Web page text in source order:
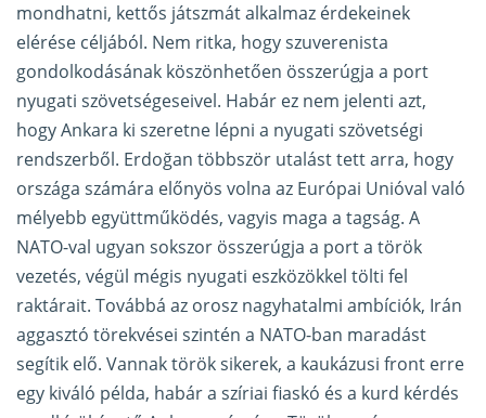
mondhatni, kettős játszmát alkalmaz érdekeinek
elérése céljából. Nem ritka, hogy szuverenista
gondolkodásának köszönhetően összerúgja a port
nyugati szövetségeseivel. Habár ez nem jelenti azt,
hogy Ankara ki szeretne lépni a nyugati szövetségi
rendszerből. Erdoğan többször utalást tett arra, hogy
országa számára előnyös volna az Európai Unióval való
mélyebb együttműködés, vagyis maga a tagság. A
NATO-val ugyan sokszor összerúgja a port a török
vezetés, végül mégis nyugati eszközökkel tölti fel
raktárait. Továbbá az orosz nagyhatalmi ambíciók, Irán
aggasztó törekvései szintén a NATO-ban maradást
segítik elő. Vannak török sikerek, a kaukázusi front erre
egy kiváló példa, habár a szíriai fiaskó és a kurd kérdés